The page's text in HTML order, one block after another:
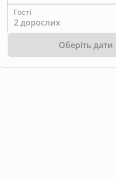
Гості
2 дорослих
Оберіть дати